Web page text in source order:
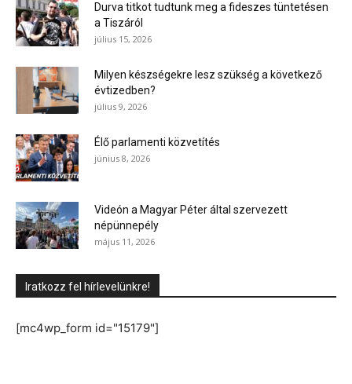
Durva titkot tudtunk meg a fideszes tüntetésen
a Tiszáról
július 15, 2026
Milyen készségekre lesz szükség a következő
évtizedben?
július 9, 2026
Élő parlamenti közvetítés
június 8, 2026
Videón a Magyar Péter által szervezett
népünnepély
május 11, 2026
Iratkozz fel hírlevelünkre!
[mc4wp_form id="15179"]